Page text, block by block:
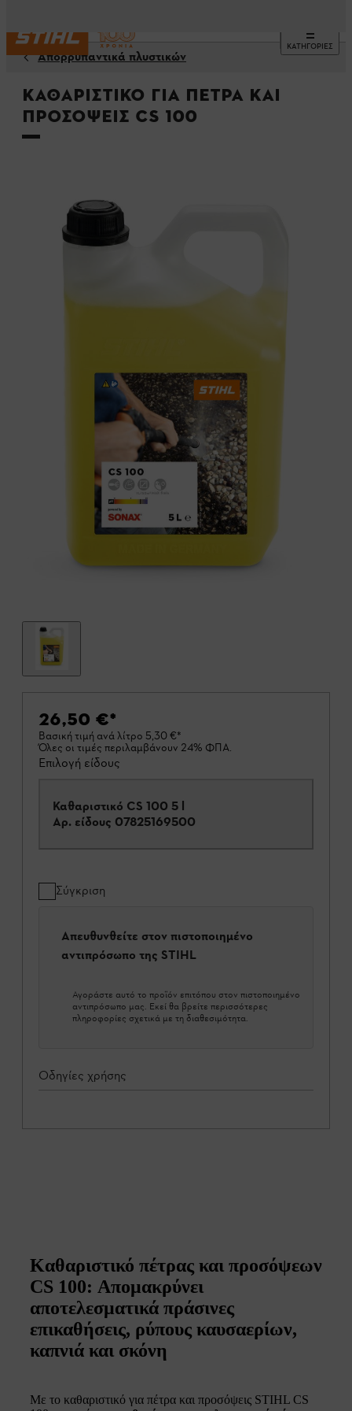
ΚΑΤΗΓΟΡΙΕΣ
Απορρυπαντικά πλυστικών
Καθαριστικό για πέτρα και
προσόψεις CS 100
26,50 €*
Βασική τιμή ανά λίτρο 5,30 €*
Όλες οι τιμές περιλαμβάνουν 24% ΦΠΑ.
Επιλογή είδους
Καθαριστικό CS 100 5 l
Αρ. είδους 07825169500
Σύγκριση
Απευθυνθείτε στον πιστοποιημένο
αντιπρόσωπο της STIHL
Αγοράστε αυτό το προϊόν επιτόπου στον πιστοποιημένο
αντιπρόσωπο μας. Εκεί θα βρείτε περισσότερες
πληροφορίες σχετικά με τη διαθεσιμότητα.
Οδηγίες χρήσης
Καθαριστικό πέτρας και προσόψεων
CS 100: Απομακρύνει
αποτελεσματικά πράσινες
επικαθήσεις, ρύπους καυσαερίων,
καπνιά και σκόνη
Με το καθαριστικό για πέτρα και προσόψεις STIHL CS